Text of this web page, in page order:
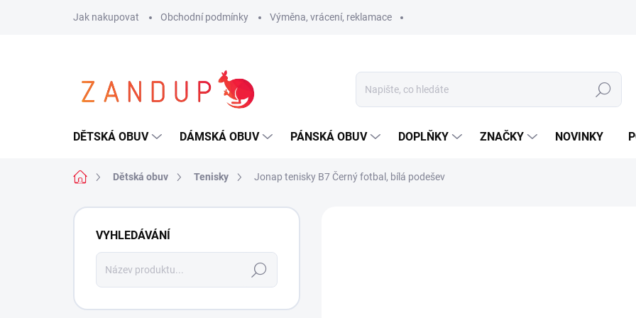
Jak nakupovat Obchodní podmínky Výměna, vrácení, reklamace
Hledat
DĚTSKÁ OBUV DÁMSKÁ OBUV PÁNSKÁ OBUV DOPLŇKY ZNAČKY NOVINKY
Domů Dětská obuv Tenisky Jonap tenisky B7 Černý fotbal, bílá podešev
P
n
VYHLEDÁVÁNÍ
Hledat